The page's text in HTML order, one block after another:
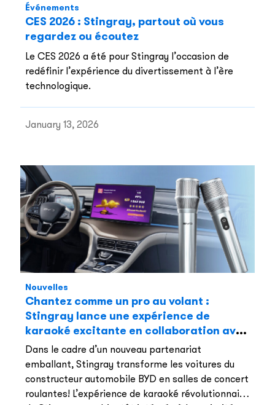
Événements
CES 2026 : Stingray, partout où vous
regardez ou écoutez
Le CES 2026 a été pour Stingray l’occasion de
redéfinir l’expérience du divertissement à l’ère
technologique.
January 13, 2026
Nouvelles
Chantez comme un pro au volant :
Stingray lance une expérience de
karaoké excitante en collaboration avec
BYD
Dans le cadre d’un nouveau partenariat
emballant, Stingray transforme les voitures du
constructeur automobile BYD en salles de concert
roulantes! L’expérience de karaoké révolutionnaire